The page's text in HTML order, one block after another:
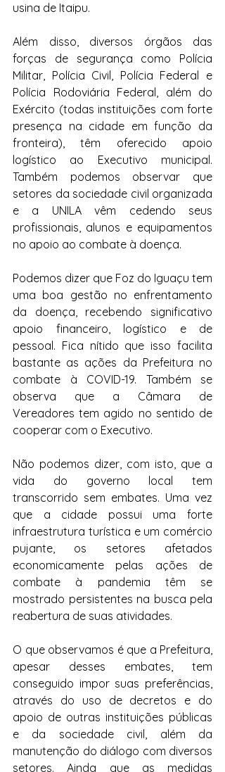
usina de Itaipu.
Além disso, diversos órgãos das
forças de segurança como Polícia
Militar, Polícia Civil, Polícia Federal e
Polícia Rodoviária Federal, além do
Exército (todas instituições com forte
presença na cidade em função da
fronteira), têm oferecido apoio
logístico ao Executivo municipal.
Também podemos observar que
setores da sociedade civil organizada
e a UNILA vêm cedendo seus
profissionais, alunos e equipamentos
no apoio ao combate à doença.
Podemos dizer que Foz do Iguaçu tem
uma boa gestão no enfrentamento
da doença, recebendo significativo
apoio financeiro, logístico e de
pessoal. Fica nítido que isso facilita
bastante as ações da Prefeitura no
combate à COVID-19. Também se
observa que a Câmara de
Vereadores tem agido no sentido de
cooperar com o Executivo.
Não podemos dizer, com isto, que a
vida do governo local tem
transcorrido sem embates. Uma vez
que a cidade possui uma forte
infraestrutura turística e um comércio
pujante, os setores afetados
economicamente pelas ações de
combate à pandemia têm se
mostrado persistentes na busca pela
reabertura de suas atividades.
O que observamos é que a Prefeitura,
apesar desses embates, tem
conseguido impor suas preferências,
através do uso de decretos e do
apoio de outras instituições públicas
e da sociedade civil, além da
manutenção do diálogo com diversos
setores. Ainda que as medidas